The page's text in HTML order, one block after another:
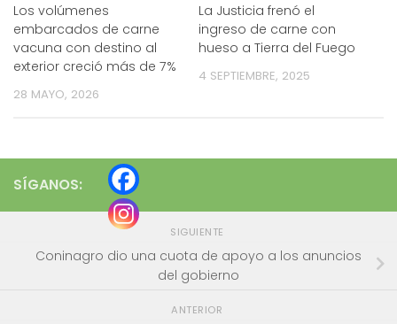
Los volúmenes
embarcados de carne
vacuna con destino al
exterior creció más de 7%
28 MAYO, 2026
La Justicia frenó el
ingreso de carne con
hueso a Tierra del Fuego
4 SEPTIEMBRE, 2025
SÍGANOS:
SIGUIENTE
Coninagro dio una cuota de apoyo a los anuncios
del gobierno
ANTERIOR